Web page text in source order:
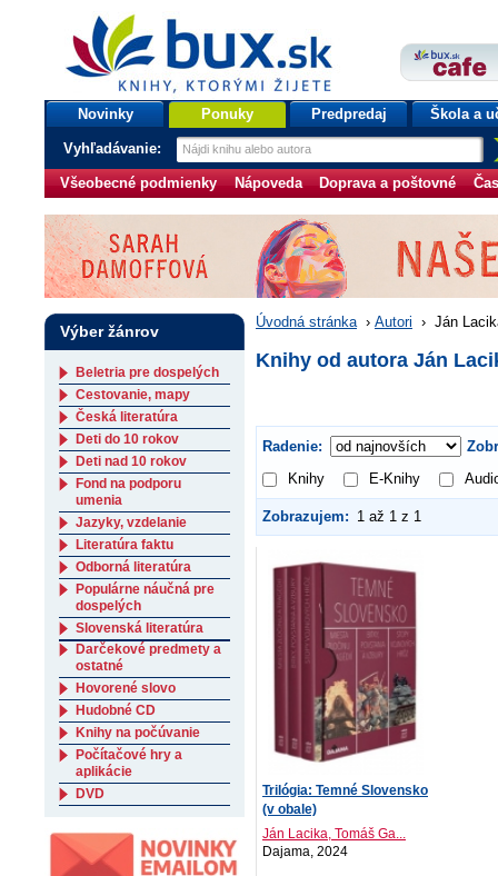
bux.sk
knihy, ktorými žijete
Úvodná stránka
Novinky Ponuky Predpredaj Škola a
Vyhľadávanie:
Všeobecné podmienky Nápoveda Doprava a poštovné
Úvodná stránka › Autori › Ján
Knihy od autora Ján
Radenie:
Knihy
E-Knihy
Zobrazujem: 1 až 1 z 1
Trilógia: Temné Slovensko
(v obale)
Ján Lacika, Tomáš Ga...
Dajama, 2024
Výber žánrov
Beletria pre dospelých
Cestovanie, mapy
Česká literatúra
Deti do 10 rokov
Deti nad 10 rokov
Fond na podporu
umenia
Jazyky, vzdelanie
Literatúra faktu
Odborná literatúra
Populárne náučná pre
dospelých
Slovenská literatúra
Darčekové predmety a
ostatné
Hovorené slovo
Hudobné CD
Knihy na počúvanie
Počítačové hry a
aplikácie
DVD